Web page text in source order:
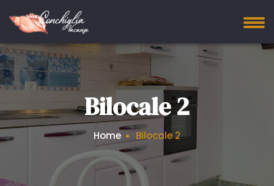
Bilocale 2
Home Bilocale 2